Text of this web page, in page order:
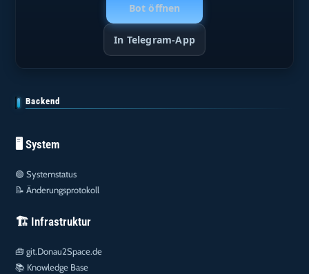
Bot öffnen
In Telegram-App
Backend
🖥️ System
🟢Systemstatus
📝Änderungsprotokoll
🏗️ Infrastruktur
🧰git.Donau2Space.de
📚 Knowledge Base